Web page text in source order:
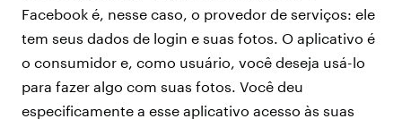
Facebook é, nesse caso, o provedor de serviços: ele
tem seus dados de login e suas fotos. O aplicativo é
o consumidor e, como usuário, você deseja usá-lo
para fazer algo com suas fotos. Você deu
especificamente a esse aplicativo acesso às suas